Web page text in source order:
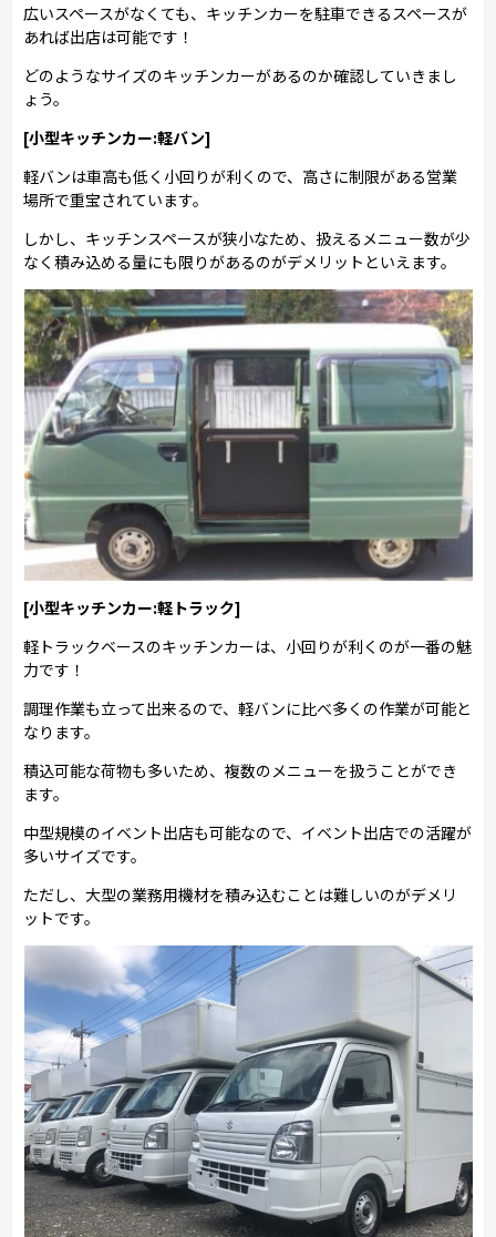
広いスペースがなくても、キッチンカーを駐車できるスペースが
あれば出店は可能です！
どのようなサイズのキッチンカーがあるのか確認していきまし
ょう。
[小型キッチンカー:軽バン]
軽バンは車高も低く小回りが利くので、高さに制限がある営業
場所で重宝されています。
しかし、キッチンスペースが狭小なため、扱えるメニュー数が少
なく積み込める量にも限りがあるのがデメリットといえます。
[小型キッチンカー:軽トラック]
軽トラックベースのキッチンカーは、小回りが利くのが一番の魅
力です！
調理作業も立って出来るので、軽バンに比べ多くの作業が可能と
なります。
積込可能な荷物も多いため、複数のメニューを扱うことができ
ます。
中型規模のイベント出店も可能なので、イベント出店での活躍が
多いサイズです。
ただし、大型の業務用機材を積み込むことは難しいのがデメリ
ットです。